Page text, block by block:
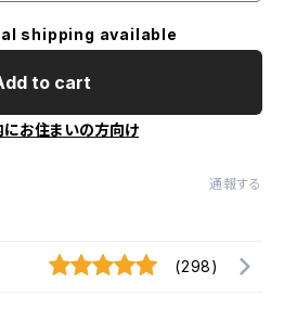
shipping available
to cart
にお住まいの方向け
通報する
(298)